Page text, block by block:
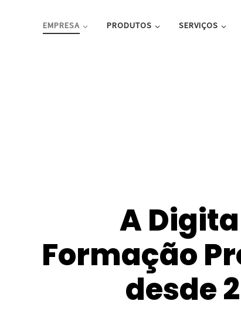
EMPRESA PRODUTOS SERVIÇOS
A
Formação
desde